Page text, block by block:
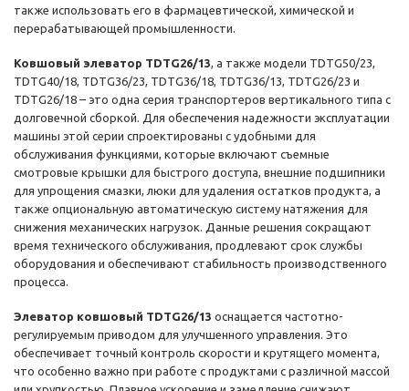
также использовать его в фармацевтической, химической и
перерабатывающей промышленности.
Ковшовый элеватор TDTG26/13, а также модели TDTG50/23,
TDTG40/18, TDTG36/23, TDTG36/18, TDTG36/13, TDTG26/23 и
TDTG26/18 – это одна серия транспортеров вертикального типа с
долговечной сборкой. Для обеспечения надежности эксплуатации
машины этой серии спроектированы с удобными для
обслуживания функциями, которые включают съемные
смотровые крышки для быстрого доступа, внешние подшипники
для упрощения смазки, люки для удаления остатков продукта, а
также опциональную автоматическую систему натяжения для
снижения механических нагрузок. Данные решения сокращают
время технического обслуживания, продлевают срок службы
оборудования и обеспечивают стабильность производственного
процесса.
Элеватор ковшовый TDTG26/13 оснащается частотно-
регулируемым приводом для улучшенного управления. Это
обеспечивает точный контроль скорости и крутящего момента,
что особенно важно при работе с продуктами с различной массой